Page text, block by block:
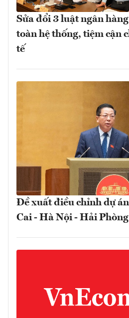
Sửa đổi 3 luật ngân
toàn hệ thống, tiệm cận
tế
Đề xuất điều chỉnh dự
Cai - Hà Nội - Hải Phòng